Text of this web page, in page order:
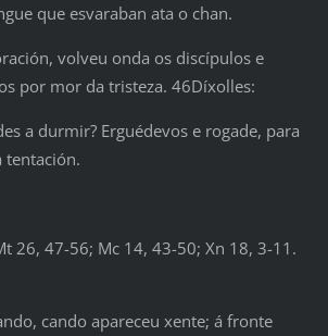
que esvaraban ata o chan.
volveu onda os discípulos e
por mor da tristeza. 46Díxolles:
a durmir? Erguédevos e rogade, para
tentación.
26, 47-56; Mc 14, 43-50; Xn 18, 3-11.
cando apareceu xente; á fronte